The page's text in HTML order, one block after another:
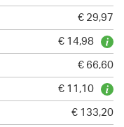
€ 29,97
€ 14,98
€ 66,60
€ 11,10
€ 133,20